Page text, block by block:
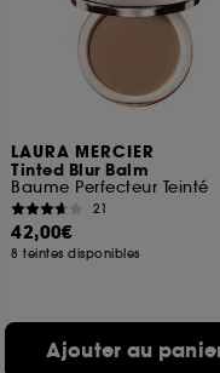
LAURA MERCIER
Tinted Blur Balm
Baume Perfecteur Teinté
21
42,00€
8 teintes disponibles
Ajouter au